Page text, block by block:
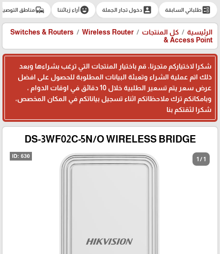
ballotطلباتي السابقة account_boxدخول تجار الجملة emoji_emotionsآراء زبائننا commuteمناطق
الرئيسية كل المنتجات Switches & Routers
Wireless Router
& Access Point
شكرا لاختياركم متجرنا، قم باختيار المنتجات التي ترغب بشراءها وبعد
ذلك اتم عملية الشراء وتعبئة البيانات المطلوبة للحصول على افضل
عرض سعر يتم تسعير الطلبية خلال 10 دقائق في اوقات الدوام ،
وبامكانكم ترك ملاحظاتكم اثناء تسجيل بياناتكم في المكان المخصص،
شكرا لثقتكم بنا
DS-3WF02C-5N/O WIRELESS BRIDGE
1 / 1